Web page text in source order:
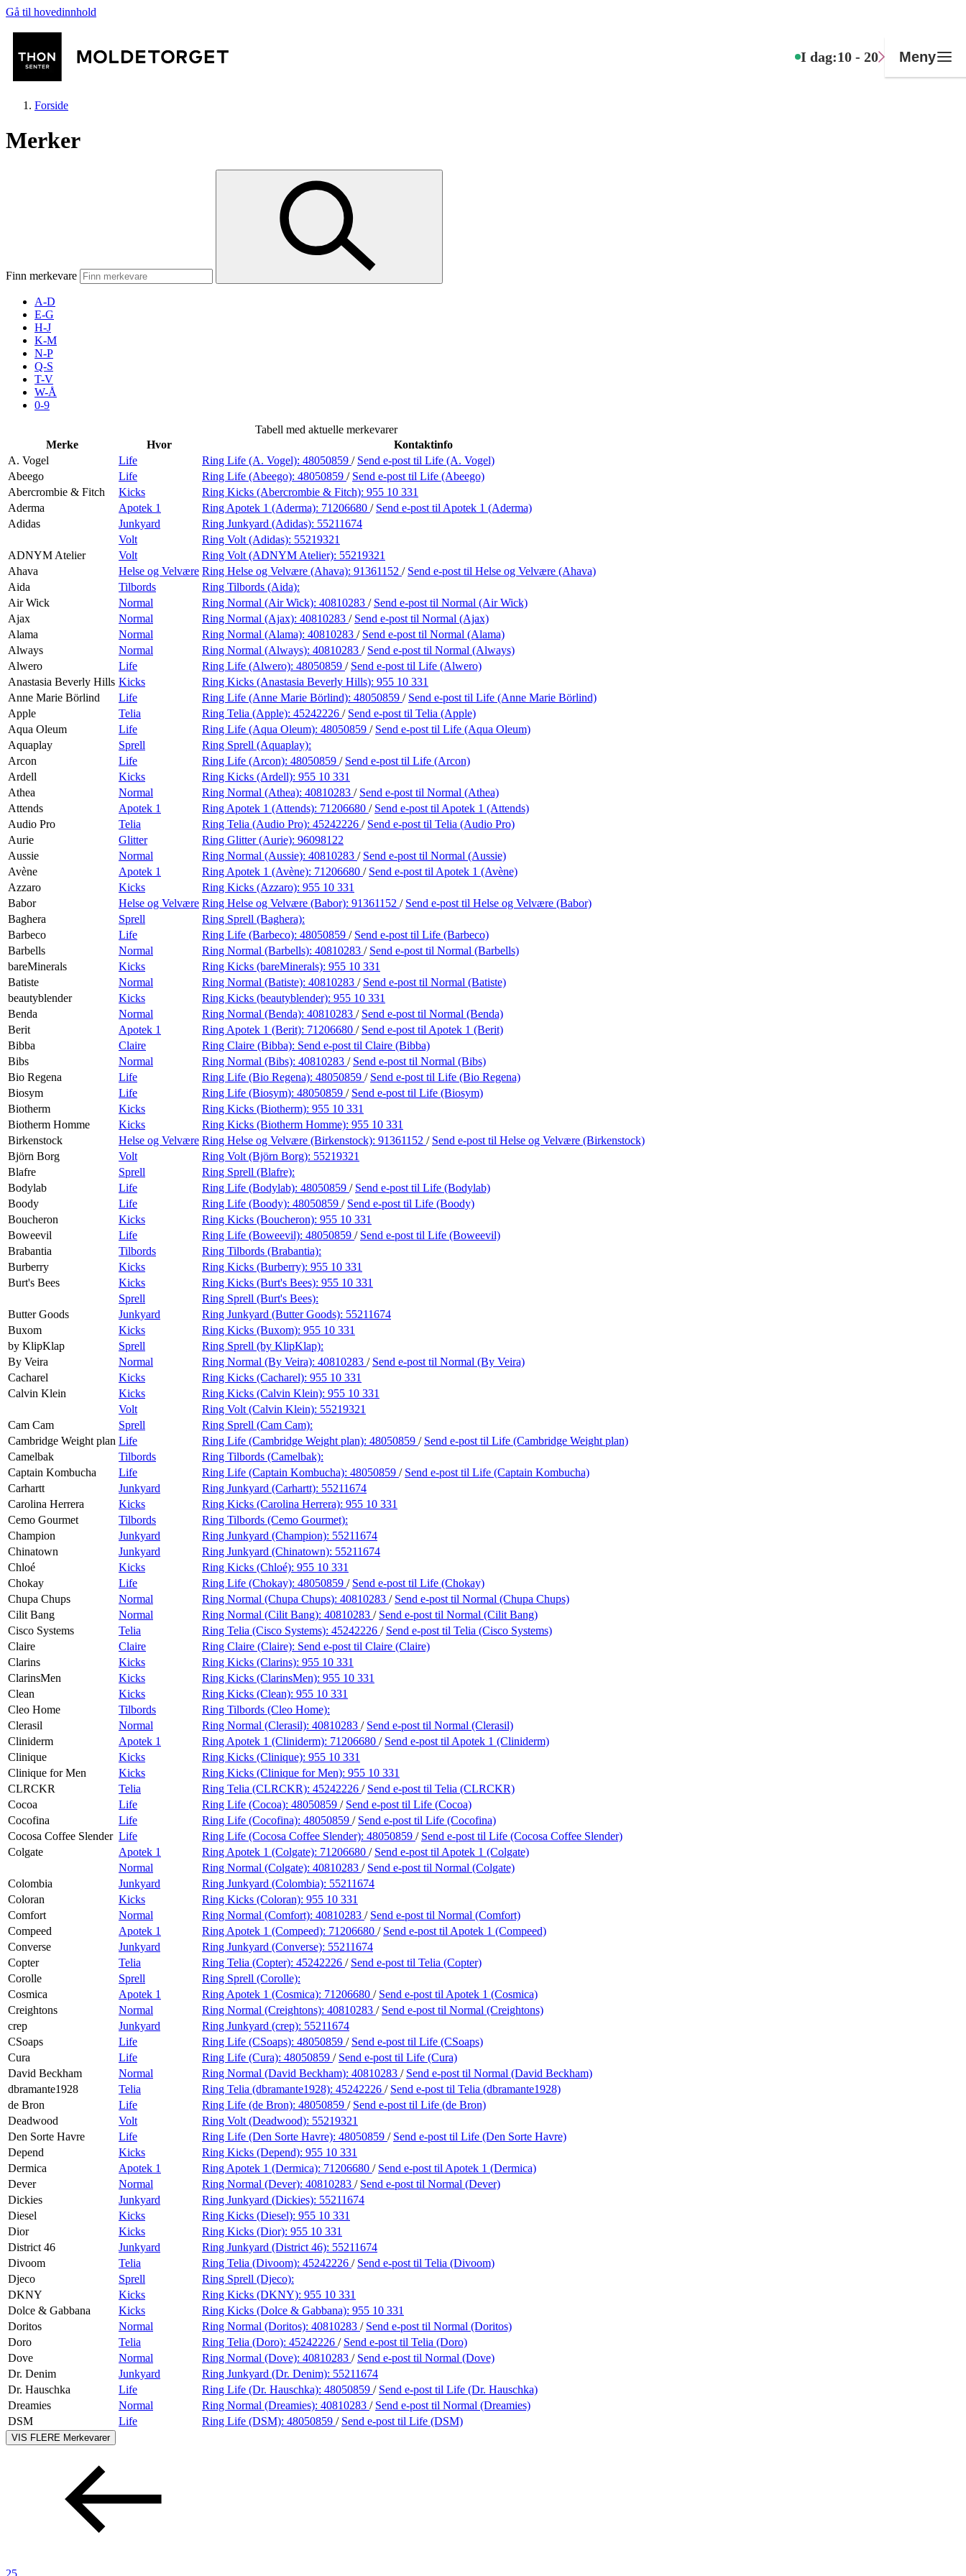
Gå til hovedinnhold
I dag:10 - 20 Meny
Aktiviteter
Åpningstider
Praktisk informasjon
Ledige stillinger
Kundeklubb
Forside
Merker
Finn merkevare
A-D
E-G
H-J
K-M
N-P
Q-S
T-V
W-Å
0-9
Tabell med aktuelle merkevarer
Merke
Hvor
Kontaktinfo
A. Vogel
Life Ring Life (A. Vogel): 48050859 / Send e-post til Life (A. Vogel)
Abeego
Life Ring Life (Abeego): 48050859 / Send e-post til Life (Abeego)
Abercrombie & Fitch
Kicks Ring Kicks (Abercrombie & Fitch): 955 10 331
Aderma
Apotek 1 Ring Apotek 1 (Aderma): 71206680 / Send e-post til Apotek 1 (Aderma)
Adidas
Junkyard Ring Junkyard (Adidas): 55211674
Volt
Ring Volt (Adidas): 55219321
ADNYM Atelier
Volt Ring Volt (ADNYM Atelier): 55219321
Ahava
Helse og Velvære Ring Helse og Velvære (Ahava): 91361152 / Send e-post til Helse og Velvære (Ahava)
Aida
Tilbords
Ring Tilbords (Aida):
Air Wick
Normal Ring Normal (Air Wick): 40810283 / Send e-post til Normal (Air Wick)
Ajax
Normal Ring Normal (Ajax): 40810283 / Send e-post til Normal (Ajax)
Alama
Normal Ring Normal (Alama): 40810283 / Send e-post til Normal (Alama)
Always
Normal Ring Normal (Always): 40810283 / Send e-post til Normal (Always)
Alwero
Life Ring Life (Alwero): 48050859 / Send e-post til Life (Alwero)
Anastasia Beverly Hills Kicks Ring Kicks (Anastasia Beverly Hills): 955 10 331
Anne Marie Börlind
Life Ring Life (Anne Marie Börlind): 48050859 / Send e-post til Life (Anne Marie Börlind)
Apple
Telia Ring Telia (Apple): 45242226 / Send e-post til Telia (Apple)
Aqua Oleum
Life Ring Life (Aqua Oleum): 48050859 / Send e-post til Life (Aqua Oleum)
Aquaplay
Sprell
Ring Sprell (Aquaplay):
Arcon
Life Ring Life (Arcon): 48050859 / Send e-post til Life (Arcon)
Ardell
Kicks Ring Kicks (Ardell): 955 10 331
Athea
Normal Ring Normal (Athea): 40810283 / Send e-post til Normal (Athea)
Attends
Apotek 1 Ring Apotek 1 (Attends): 71206680 / Send e-post til Apotek 1 (Attends)
Audio Pro
Telia Ring Telia (Audio Pro): 45242226 / Send e-post til Telia (Audio Pro)
Aurie
Glitter Ring Glitter (Aurie): 96098122
Aussie
Normal Ring Normal (Aussie): 40810283 / Send e-post til Normal (Aussie)
Avène
Apotek 1 Ring Apotek 1 (Avène): 71206680 / Send e-post til Apotek 1 (Avène)
Azzaro
Kicks Ring Kicks (Azzaro): 955 10 331
Babor
Helse og Velvære Ring Helse og Velvære (Babor): 91361152 / Send e-post til Helse og Velvære (Babor)
Baghera
Sprell
Ring Sprell (Baghera):
Barbeco
Life Ring Life (Barbeco): 48050859 / Send e-post til Life (Barbeco)
Barbells
Normal Ring Normal (Barbells): 40810283 / Send e-post til Normal (Barbells)
bareMinerals
Kicks Ring Kicks (bareMinerals): 955 10 331
Batiste
Normal Ring Normal (Batiste): 40810283 / Send e-post til Normal (Batiste)
beautyblender
Kicks Ring Kicks (beautyblender): 955 10 331
Benda
Normal Ring Normal (Benda): 40810283 / Send e-post til Normal (Benda)
Berit
Apotek 1 Ring Apotek 1 (Berit): 71206680 / Send e-post til Apotek 1 (Berit)
Bibba
Claire Ring Claire (Bibba): Send e-post til Claire (Bibba)
Bibs
Normal Ring Normal (Bibs): 40810283 / Send e-post til Normal (Bibs)
Bio Regena
Life Ring Life (Bio Regena): 48050859 / Send e-post til Life (Bio Regena)
Biosym
Life Ring Life (Biosym): 48050859 / Send e-post til Life (Biosym)
Biotherm
Kicks Ring Kicks (Biotherm): 955 10 331
Biotherm Homme
Kicks Ring Kicks (Biotherm Homme): 955 10 331
Birkenstock
Helse og Velvære Ring Helse og Velvære (Birkenstock): 91361152 / Send e-post til Helse og Velvære (Birkenstock)
Björn Borg
Volt Ring Volt (Björn Borg): 55219321
Blafre
Sprell
Ring Sprell (Blafre):
Bodylab
Life Ring Life (Bodylab): 48050859 / Send e-post til Life (Bodylab)
Boody
Life Ring Life (Boody): 48050859 / Send e-post til Life (Boody)
Boucheron
Kicks Ring Kicks (Boucheron): 955 10 331
Boweevil
Life Ring Life (Boweevil): 48050859 / Send e-post til Life (Boweevil)
Brabantia
Tilbords
Ring Tilbords (Brabantia):
Burberry
Kicks Ring Kicks (Burberry): 955 10 331
Burt's Bees
Kicks Ring Kicks (Burt's Bees): 955 10 331
Sprell
Ring Sprell (Burt's Bees):
Butter Goods
Junkyard Ring Junkyard (Butter Goods): 55211674
Buxom
Kicks Ring Kicks (Buxom): 955 10 331
by KlipKlap
Sprell
Ring Sprell (by KlipKlap):
By Veira
Normal Ring Normal (By Veira): 40810283 / Send e-post til Normal (By Veira)
Cacharel
Kicks Ring Kicks (Cacharel): 955 10 331
Calvin Klein
Kicks Ring Kicks (Calvin Klein): 955 10 331
Volt
Ring Volt (Calvin Klein): 55219321
Cam Cam
Sprell
Ring Sprell (Cam Cam):
Cambridge Weight plan Life Ring Life (Cambridge Weight plan): 48050859 / Send e-post til Life (Cambridge Weight plan)
Camelbak
Tilbords
Ring Tilbords (Camelbak):
Captain Kombucha
Life Ring Life (Captain Kombucha): 48050859 / Send e-post til Life (Captain Kombucha)
Carhartt
Junkyard Ring Junkyard (Carhartt): 55211674
Carolina Herrera
Kicks Ring Kicks (Carolina Herrera): 955 10 331
Cemo Gourmet
Tilbords
Ring Tilbords (Cemo Gourmet):
Champion
Junkyard Ring Junkyard (Champion): 55211674
Chinatown
Junkyard Ring Junkyard (Chinatown): 55211674
Chloé
Kicks Ring Kicks (Chloé): 955 10 331
Chokay
Life Ring Life (Chokay): 48050859 / Send e-post til Life (Chokay)
Chupa Chups
Normal Ring Normal (Chupa Chups): 40810283 / Send e-post til Normal (Chupa Chups)
Cilit Bang
Normal Ring Normal (Cilit Bang): 40810283 / Send e-post til Normal (Cilit Bang)
Cisco Systems
Telia Ring Telia (Cisco Systems): 45242226 / Send e-post til Telia (Cisco Systems)
Claire
Claire Ring Claire (Claire): Send e-post til Claire (Claire)
Clarins
Kicks Ring Kicks (Clarins): 955 10 331
ClarinsMen
Kicks Ring Kicks (ClarinsMen): 955 10 331
Clean
Kicks Ring Kicks (Clean): 955 10 331
Cleo Home
Tilbords
Ring Tilbords (Cleo Home):
Clerasil
Normal Ring Normal (Clerasil): 40810283 / Send e-post til Normal (Clerasil)
Cliniderm
Apotek 1 Ring Apotek 1 (Cliniderm): 71206680 / Send e-post til Apotek 1 (Cliniderm)
Clinique
Kicks Ring Kicks (Clinique): 955 10 331
Clinique for Men
Kicks Ring Kicks (Clinique for Men): 955 10 331
CLRCKR
Telia Ring Telia (CLRCKR): 45242226 / Send e-post til Telia (CLRCKR)
Cocoa
Life Ring Life (Cocoa): 48050859 / Send e-post til Life (Cocoa)
Cocofina
Life Ring Life (Cocofina): 48050859 / Send e-post til Life (Cocofina)
Cocosa Coffee Slender Life Ring Life (Cocosa Coffee Slender): 48050859 / Send e-post til Life (Cocosa Coffee Slender)
Colgate
Apotek 1 Ring Apotek 1 (Colgate): 71206680 / Send e-post til Apotek 1 (Colgate)
Normal
Ring Normal (Colgate): 40810283 / Send e-post til Normal (Colgate)
Colombia
Junkyard Ring Junkyard (Colombia): 55211674
Coloran
Kicks Ring Kicks (Coloran): 955 10 331
Comfort
Normal Ring Normal (Comfort): 40810283 / Send e-post til Normal (Comfort)
Compeed
Apotek 1 Ring Apotek 1 (Compeed): 71206680 / Send e-post til Apotek 1 (Compeed)
Converse
Junkyard Ring Junkyard (Converse): 55211674
Copter
Telia Ring Telia (Copter): 45242226 / Send e-post til Telia (Copter)
Corolle
Sprell
Ring Sprell (Corolle):
Cosmica
Apotek 1 Ring Apotek 1 (Cosmica): 71206680 / Send e-post til Apotek 1 (Cosmica)
Creightons
Normal Ring Normal (Creightons): 40810283 / Send e-post til Normal (Creightons)
crep
Junkyard Ring Junkyard (crep): 55211674
CSoaps
Life Ring Life (CSoaps): 48050859 / Send e-post til Life (CSoaps)
Cura
Life Ring Life (Cura): 48050859 / Send e-post til Life (Cura)
David Beckham
Normal Ring Normal (David Beckham): 40810283 / Send e-post til Normal (David Beckham)
dbramante1928
Telia Ring Telia (dbramante1928): 45242226 / Send e-post til Telia (dbramante1928)
de Bron
Life Ring Life (de Bron): 48050859 / Send e-post til Life (de Bron)
Deadwood
Volt Ring Volt (Deadwood): 55219321
Den Sorte Havre
Life Ring Life (Den Sorte Havre): 48050859 / Send e-post til Life (Den Sorte Havre)
Depend
Kicks Ring Kicks (Depend): 955 10 331
Dermica
Apotek 1 Ring Apotek 1 (Dermica): 71206680 / Send e-post til Apotek 1 (Dermica)
Dever
Normal Ring Normal (Dever): 40810283 / Send e-post til Normal (Dever)
Dickies
Junkyard Ring Junkyard (Dickies): 55211674
Diesel
Kicks Ring Kicks (Diesel): 955 10 331
Dior
Kicks Ring Kicks (Dior): 955 10 331
District 46
Junkyard Ring Junkyard (District 46): 55211674
Divoom
Telia Ring Telia (Divoom): 45242226 / Send e-post til Telia (Divoom)
Djeco
Sprell
Ring Sprell (Djeco):
DKNY
Kicks Ring Kicks (DKNY): 955 10 331
Dolce & Gabbana
Kicks Ring Kicks (Dolce & Gabbana): 955 10 331
Doritos
Normal Ring Normal (Doritos): 40810283 / Send e-post til Normal (Doritos)
Doro
Telia Ring Telia (Doro): 45242226 / Send e-post til Telia (Doro)
Dove
Normal Ring Normal (Dove): 40810283 / Send e-post til Normal (Dove)
Dr. Denim
Junkyard Ring Junkyard (Dr. Denim): 55211674
Dr. Hauschka
Life Ring Life (Dr. Hauschka): 48050859 / Send e-post til Life (Dr. Hauschka)
Dreamies
Normal Ring Normal (Dreamies): 40810283 / Send e-post til Normal (Dreamies)
DSM
Life Ring Life (DSM): 48050859 / Send e-post til Life (DSM)
VIS FLERE Merkevarer
25